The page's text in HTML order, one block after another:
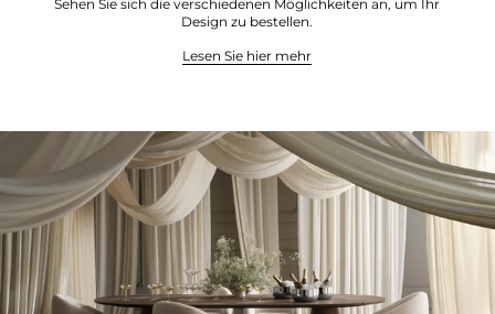
Sehen Sie sich die verschiedenen Möglichkeiten an, um Ihr
Design zu bestellen.
Lesen Sie hier mehr